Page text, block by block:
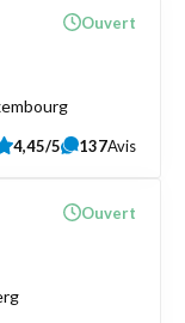
Ouvert
4,45/5 137Avis
Ouvert